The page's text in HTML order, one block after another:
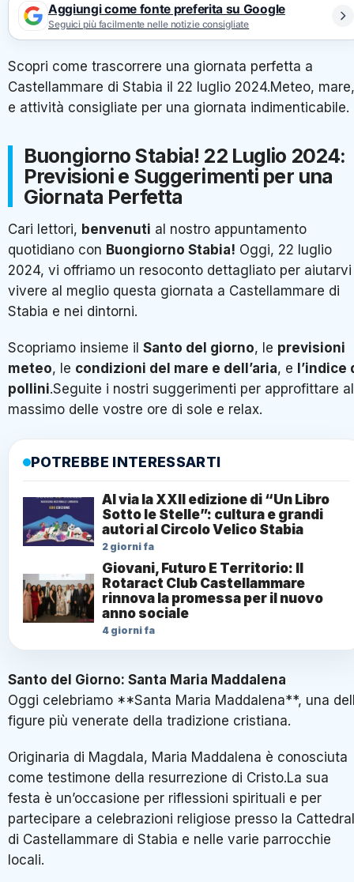
Aggiungi come fonte preferita su Google
Seguici più facilmente nelle notizie consigliate
Scopri come trascorrere una giornata perfetta a
Castellammare di Stabia il 22 luglio 2024.Meteo, mare,
e attività consigliate per una giornata indimenticabile.
Buongiorno Stabia! 22 Luglio 2024:
Previsioni e Suggerimenti per una
Giornata Perfetta
Cari lettori, benvenuti al nostro appuntamento
quotidiano con Buongiorno Stabia! Oggi, 22 luglio
2024, vi offriamo un resoconto dettagliato per
vivere al meglio questa giornata a Castellammare di
Stabia e nei dintorni.
Scopriamo insieme il Santo del giorno, le previsioni
meteo, le condizioni del mare e dell’aria, e l’indice
pollini.Seguite i nostri suggerimenti per approfittare al
massimo delle vostre ore di sole e relax.
POTREBBE INTERESSARTI
Al via la XXII edizione di “Un Libro
Sotto le Stelle”: cultura e grandi
autori al Circolo Velico Stabia
2 giorni fa
Giovani, Futuro E Territorio: Il
Rotaract Club Castellammare
rinnova la promessa per il nuovo
anno sociale
4 giorni fa
Santo del Giorno: Santa Maria Maddalena
Oggi celebriamo **Santa Maria Maddalena**, una
figure più venerate della tradizione cristiana.
Originaria di Magdala, Maria Maddalena è conosciuta
come testimone della resurrezione di Cristo.La sua
festa è un’occasione per riflessioni spirituali e per
partecipare a celebrazioni religiose presso la
di Castellammare di Stabia e nelle varie parrocchie
locali.